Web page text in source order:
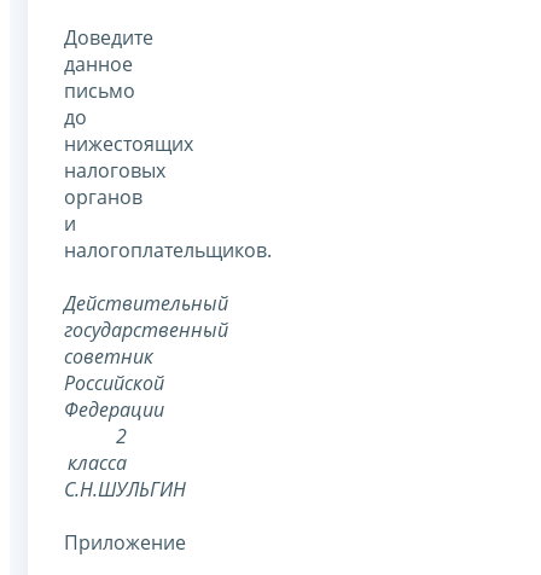
Доведите
данное
письмо
до
нижестоящих
налоговых
органов
и
налогоплательщиков.
Действительный
государственный
советник
Российской
Федерации
2
класса
С.Н.ШУЛЬГИН
Приложение